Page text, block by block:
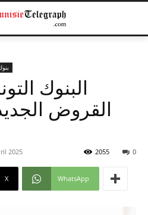
البنوك
القروض
2025 0
2055
X WhatsApp